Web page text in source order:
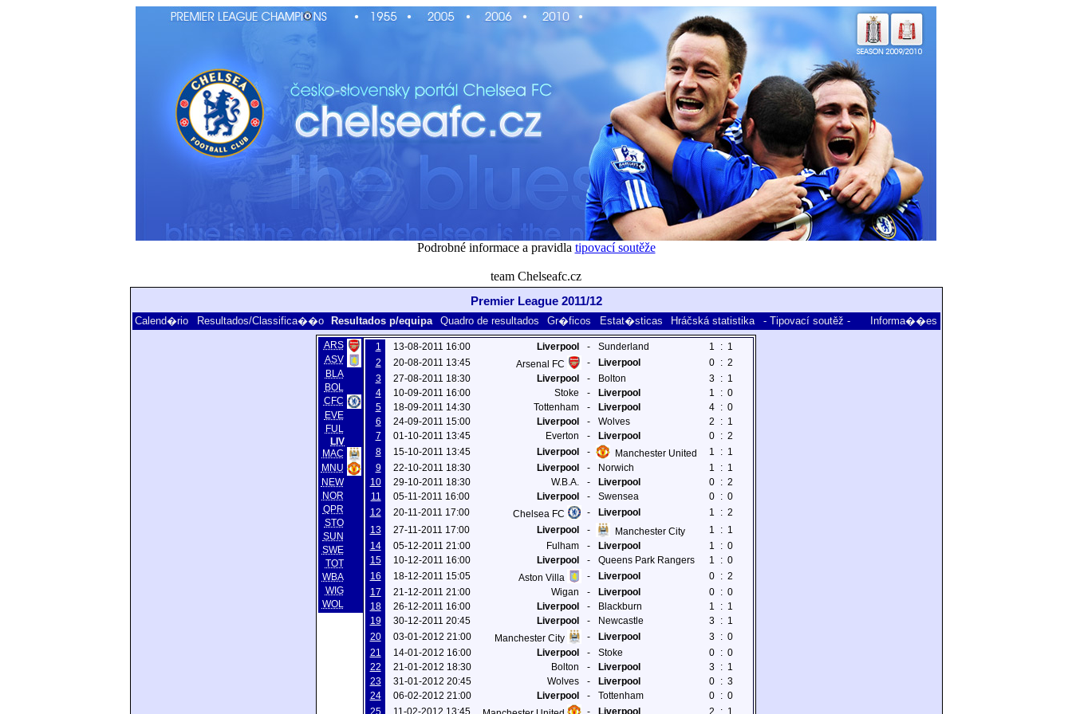
Podrobné informace a pravidla tipovací soutěže
team Chelseafc.cz
Premier League 2011/12
Calend�rio Resultados/Classifica��o Resultados p/equipa Quadro de resultados Gr�ficos Estat�sticas Hráčská statistika - Tipovací soutěž - Informa��es
ARS
ASV
BLA
BOL
CFC
EVE
FUL
LIV
MAC
MNU
NEW
NOR
QPR
STO
SUN
SWE
TOT
WBA
WIG
WOL
1 13-08-2011 16:00 Liverpool - Sunderland 1 : 1
2
20-08-2011 13:45 Arsenal FC - Liverpool 0 : 2
3
27-08-2011 18:30 Liverpool - Bolton 3 : 1
4
10-09-2011 16:00 Stoke - Liverpool 1 : 0
5
18-09-2011 14:30 Tottenham - Liverpool 4 : 0
6
24-09-2011 15:00 Liverpool - Wolves 2 : 1
7
01-10-2011 13:45 Everton - Liverpool 0 : 2
8
15-10-2011 13:45 Liverpool - Manchester United 1 : 1
9
22-10-2011 18:30 Liverpool - Norwich 1 : 1
10
29-10-2011 18:30 W.B.A. - Liverpool 0 : 2
11
05-11-2011 16:00 Liverpool - Swensea 0 : 0
12
20-11-2011 17:00 Chelsea FC - Liverpool 1 : 2
13
27-11-2011 17:00 Liverpool - Manchester City 1 : 1
14
05-12-2011 21:00 Fulham - Liverpool 1 : 0
15
10-12-2011 16:00 Liverpool - Queens Park Rangers 1 : 0
16
18-12-2011 15:05 Aston Villa - Liverpool 0 : 2
17
21-12-2011 21:00 Wigan - Liverpool 0 : 0
18
26-12-2011 16:00 Liverpool - Blackburn 1 : 1
19
30-12-2011 20:45 Liverpool - Newcastle 3 : 1
20
03-01-2012 21:00 Manchester City - Liverpool 3 : 0
21
14-01-2012 16:00 Liverpool - Stoke 0 : 0
22
21-01-2012 18:30 Bolton - Liverpool 3 : 1
23
31-01-2012 20:45 Wolves - Liverpool 0 : 3
24
06-02-2012 21:00 Liverpool - Tottenham 0 : 0
25
11-02-2012 13:45 - Liverpool 2 : 1